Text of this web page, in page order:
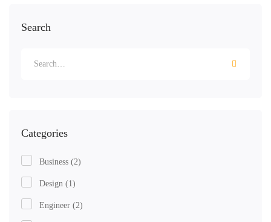
Search
Categories
Business (2)
Design (1)
Engineer (2)